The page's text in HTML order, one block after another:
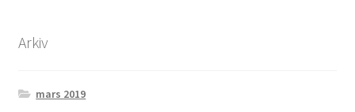
Arkiv
mars 2019